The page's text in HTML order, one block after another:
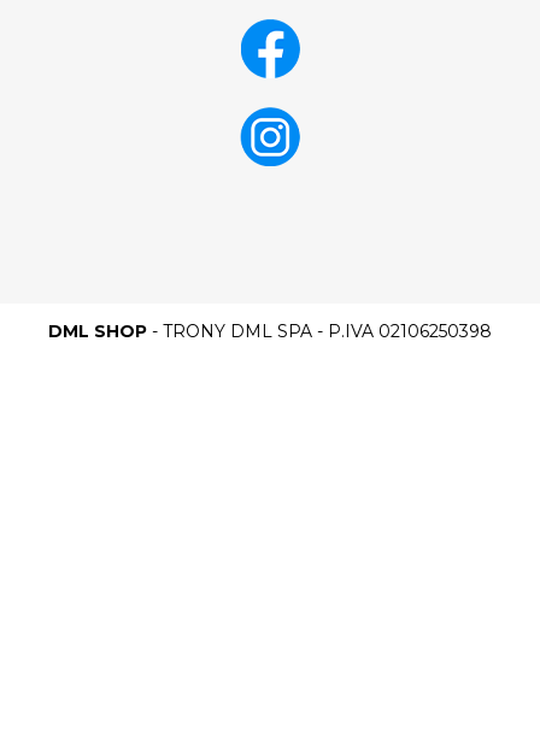
DML SHOP - TRONY DML SPA - P.IVA 02106250398